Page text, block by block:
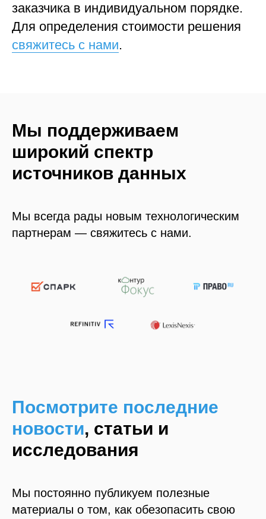
заказчика в индивидуальном порядке.
Для определения стоимости решения
свяжитесь с нами.
Мы поддерживаем
широкий спектр
источников данных
Мы всегда рады новым технологическим
партнерам — свяжитесь с нами.
Посмотрите последние
новости, статьи и
исследования
Мы постоянно публикуем полезные
материалы о том, как обезопасить свою